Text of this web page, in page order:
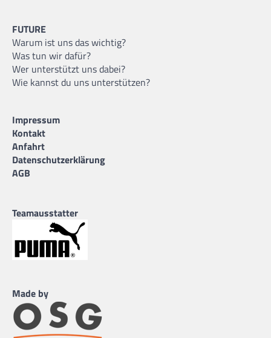
FUTURE
Warum ist uns das wichtig?
Was tun wir dafür?
Wer unterstützt uns dabei?
Wie kannst du uns unterstützen?
Impressum
Kontakt
Anfahrt
Datenschutzerklärung
AGB
Teamausstatter
Made by